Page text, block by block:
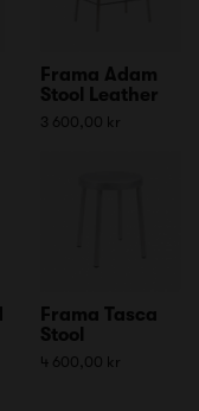
Frama Adam
Stool Leather
3 600,00 kr
Frama Tasca
Stool
4 600,00 kr